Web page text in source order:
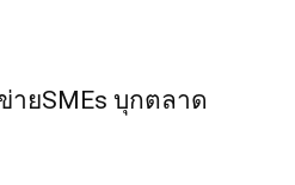
ายSMEs บุกตลาด